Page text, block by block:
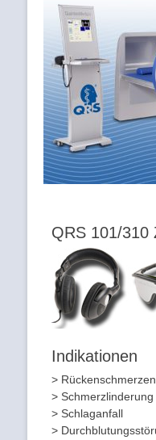
QRS 101/310
Indikationen
> Rückenschmerzen
> Schmerzlinderung
> Schlaganfall
>